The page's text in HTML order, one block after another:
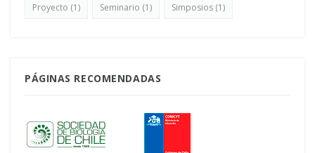
Proyecto (1) Seminario (1) Simposios (1)
PÁGINAS RECOMENDADAS